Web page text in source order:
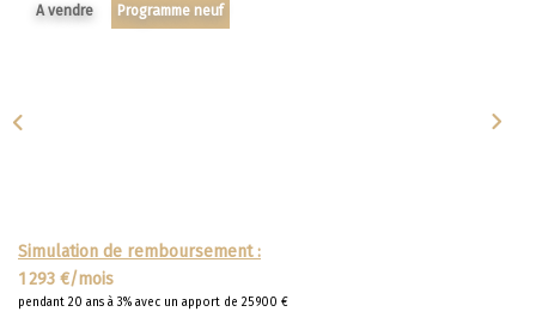
Apporteurs D'affaire
Mettre Mon Bien En Location
A vendre Programme neuf
Simulation de remboursement :
1 293 €/mois
pendant 20 ans à 3% avec un apport de 25 900 €